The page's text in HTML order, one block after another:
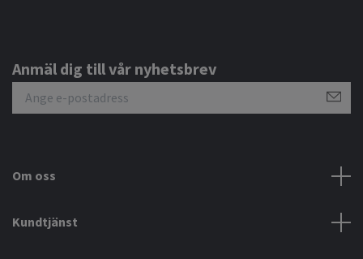
Anmäl dig till vår nyhetsbrev
Om oss
Kundtjänst